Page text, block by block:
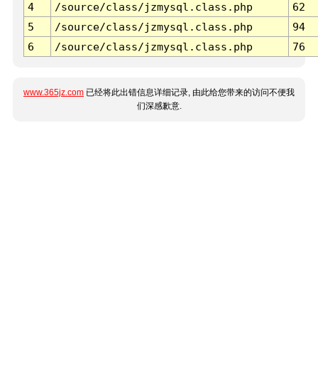
4
/source/class/jzmysql.class.php
62
5
/source/class/jzmysql.class.php
94
6
/source/class/jzmysql.class.php 76
www.365jz.com 已经将此出错信息详细记录, 由此给您带来的访问不便我
们深感歉意.